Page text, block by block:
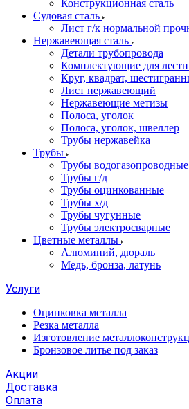
Конструкционная сталь
Судовая сталь
Лист г/к нормальной
Нержавеющая сталь
Детали трубопровода
Комплектующие для
Круг, квадрат,
Лист нержавеющий
Нержавеющие метизы
Полоса, уголок
Полоса, уголок, швеллер
Трубы нержавейка
Трубы
Трубы
Трубы г/д
Трубы оцинкованные
Трубы х/д
Трубы чугунные
Трубы электросварные
Цветные металлы
Алюминий, дюраль
Медь, бронза, латунь
Услуги
Оцинковка металла
Резка металла
Изготовление
Бронзовое литье под заказ
Акции
Доставка
Оплата